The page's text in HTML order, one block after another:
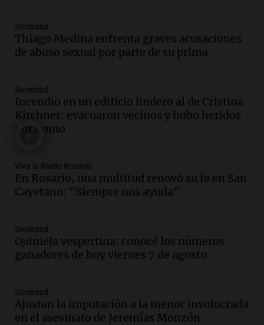
Panorama Federal
Episodios
Audio.El alzobispo García Cueva llama a
Panorama Federal
Episodios
Audio. La inflación en Buenos Aires
alcanza el 2,9% en julio, generando
Panorama Federal
Episodios
Audio. Descuentos de hasta 700.000
Panorama Federal
Episodios
Docentes de Jujuy denuncian
sus salarios y genera alarma
Panorama Federal
Episodios
Sociedad
Thiago Medina enfrenta graves acusaciones
de abuso sexual por parte de su prima
Sociedad
Incendio en un edificio lindero al de Cristina
Kirchner: evacuaron vecinos y hubo heridos
por humo
Viva la Radio Rosario
En Rosario, una multitud renovó su fe en San
Cayetano: "Siempre nos ayuda"
Sociedad
Quiniela vespertina: conocé los números
ganadores de hoy viernes 7 de agosto.
Sociedad
Ajustan la imputación a la menor involucrada
en el asesinato de Jeremías Monzón